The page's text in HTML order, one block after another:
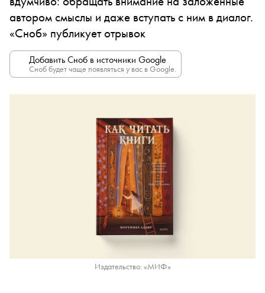
автором смыслы и даже вступать с ним в диалог.
«Сноб» публикует отрывок
Добавить Сноб в источники Google
Сноб будет чаще появляться у вас в Google.
Издательство: «МИФ»